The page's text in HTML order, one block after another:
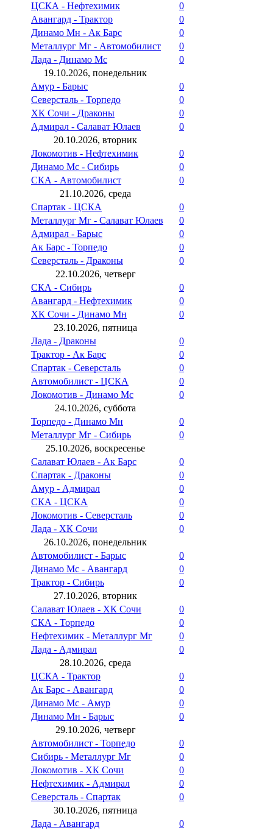
ЦСКА - Нефтехимик
0
Авангард - Трактор
0
Динамо Мн - Ак Барс
0
Металлург Мг - Автомобилист
0
Лада - Динамо Мс
0
19.10.2026, понедельник
Амур - Барыс
0
Северсталь - Торпедо
0
ХК Сочи - Драконы
0
Адмирал - Салават Юлаев
0
20.10.2026, вторник
Локомотив - Нефтехимик
0
Динамо Мс - Сибирь
0
СКА - Автомобилист
0
21.10.2026, среда
Спартак - ЦСКА
0
Металлург Мг - Салават Юлаев
0
Адмирал - Барыс
0
Ак Барс - Торпедо
0
Северсталь - Драконы
0
22.10.2026, четверг
СКА - Сибирь
0
Авангард - Нефтехимик
0
ХК Сочи - Динамо Мн
0
23.10.2026, пятница
Лада - Драконы
0
Трактор - Ак Барс
0
Спартак - Северсталь
0
Автомобилист - ЦСКА
0
Локомотив - Динамо Мс
0
24.10.2026, суббота
Торпедо - Динамо Мн
0
Металлург Мг - Сибирь
0
25.10.2026, воскресенье
Салават Юлаев - Ак Барс
0
Спартак - Драконы
0
Амур - Адмирал
0
СКА - ЦСКА
0
Локомотив - Северсталь
0
Лада - ХК Сочи
0
26.10.2026, понедельник
Автомобилист - Барыс
0
Динамо Мс - Авангард
0
Трактор - Сибирь
0
27.10.2026, вторник
Салават Юлаев - ХК Сочи
0
СКА - Торпедо
0
Нефтехимик - Металлург Мг
0
Лада - Адмирал
0
28.10.2026, среда
ЦСКА - Трактор
0
Ак Барс - Авангард
0
Динамо Мс - Амур
0
Динамо Мн - Барыс
0
29.10.2026, четверг
Автомобилист - Торпедо
0
Сибирь - Металлург Мг
0
Локомотив - ХК Сочи
0
Нефтехимик - Адмирал
0
Северсталь - Спартак
0
30.10.2026, пятница
Лада - Авангард
0